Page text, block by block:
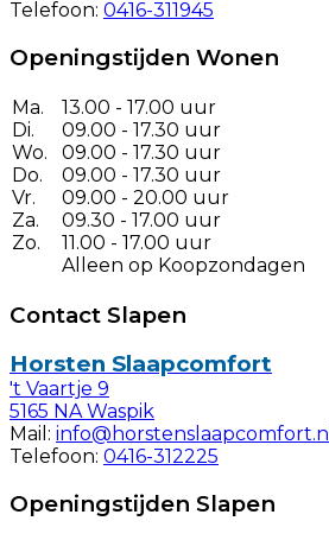
Telefoon: 0416-311945
Openingstijden Wonen
Ma.
Di.
Wo.
Do.
Vr.
Za.
Zo.
13.00 - 17.00 uur
09.00 - 17.30 uur
09.00 - 17.30 uur
09.00 - 17.30 uur
09.00 - 20.00 uur
09.30 - 17.00 uur
11.00 - 17.00 uur
Alleen op Koopzondagen
Contact Slapen
Horsten Slaapcomfort
't Vaartje 9
5165 NA Waspik
Mail: info@horstenslaapcomfort.nl
Telefoon: 0416-312225
Openingstijden Slapen